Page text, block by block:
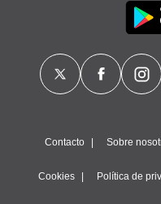
Contacto Sobre
Cookies Política de